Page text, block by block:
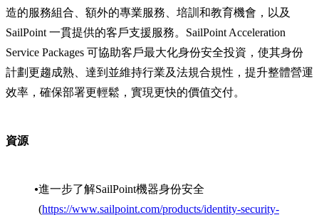
造的服務組合、額外的專業服務、培訓和教育機會，以及
SailPoint 一貫提供的客戶支援服務。SailPoint Acceleration
Service Packages 可協助客戶最大化身份安全投資，使其身份
計劃更趨成熟、達到並維持行業及法規合規性，提升整體營運
效率，確保部署更輕鬆，實現更快的價值交付。
資源
進一步了解SailPoint機器身份安全
(https://www.sailpoint.com/products/identity-security-